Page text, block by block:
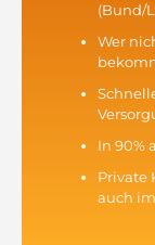
(Bund/
Wer
In 90%
Private
auch